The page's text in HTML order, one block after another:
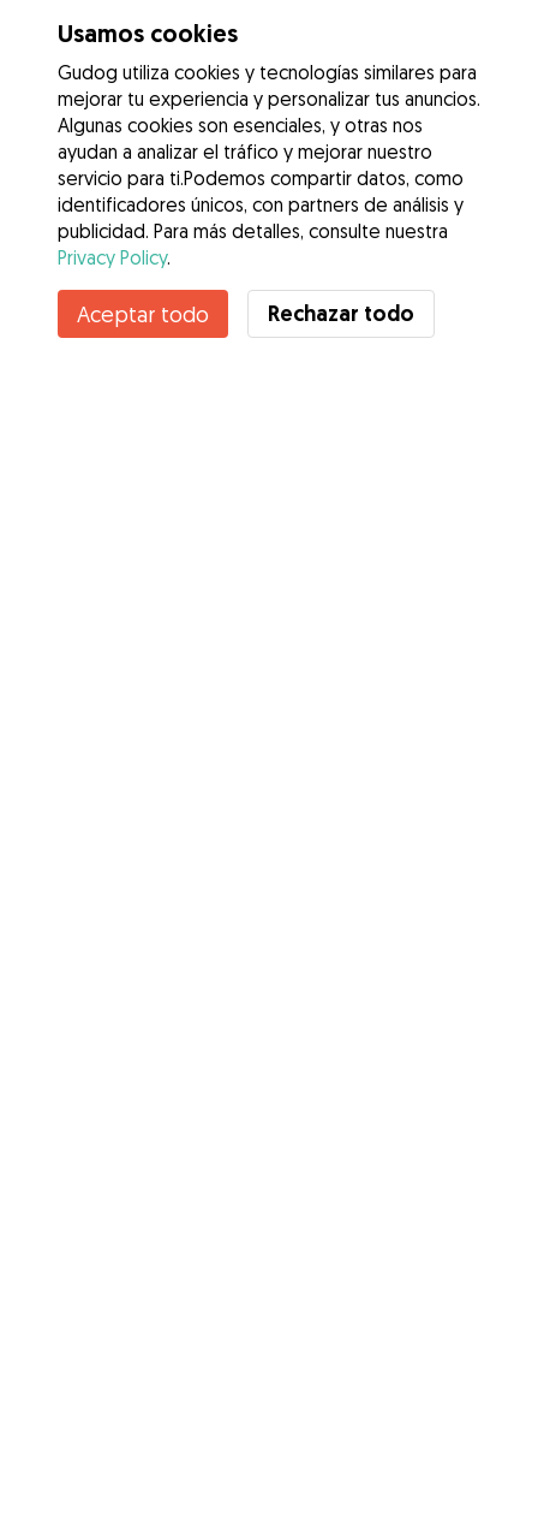
Usamos cookies
Gudog utiliza cookies y tecnologías similares para
mejorar tu experiencia y personalizar tus anuncios.
Algunas cookies son esenciales, y otras nos
ayudan a analizar el tráfico y mejorar nuestro
servicio para ti.Podemos compartir datos, como
identificadores únicos, con partners de análisis y
publicidad. Para más detalles, consulte nuestra
Privacy Policy.
Aceptar todo Rechazar todo